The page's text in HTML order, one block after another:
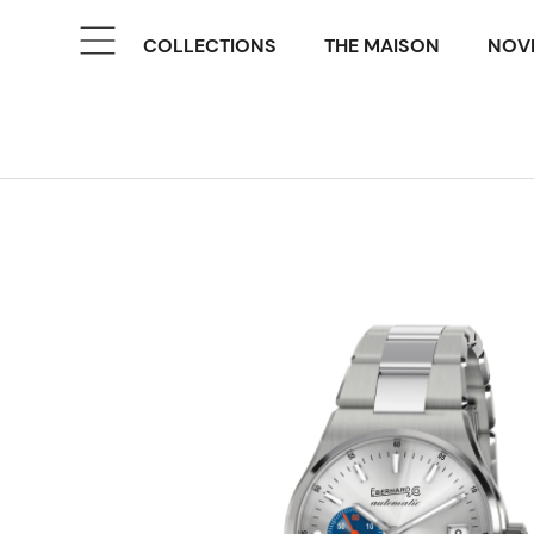
COLLECTIONS THE MAISON